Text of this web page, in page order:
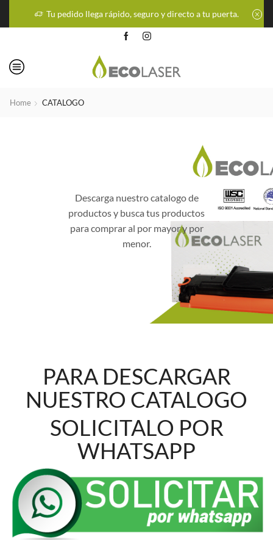
Tu pedido llega rápido, seguro y directo a tu puerta.
Home CATALOGO
Descarga nuestro catalogo de
productos y busca tus productos
para comprar al por mayor y por
menor.
PARA DESCARGAR
NUESTRO CATALOGO
SOLICITALO POR
WHATSAPP